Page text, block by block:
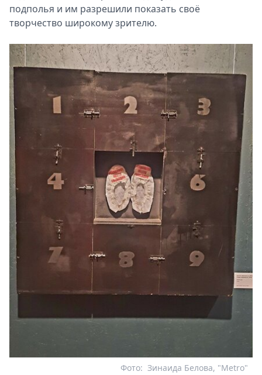
подполья и им разрешили показать своё
творчество широкому зрителю.
Зинаида Белова, "Metro"
Фото: